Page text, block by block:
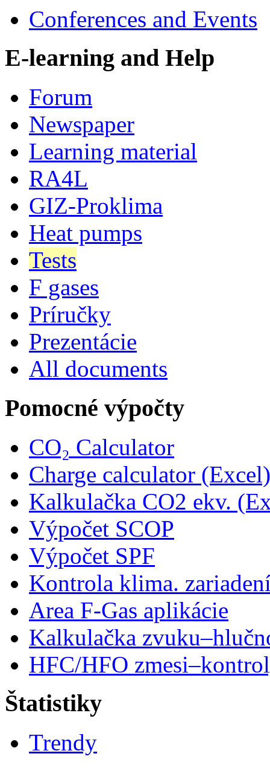
Conferences and Events
E-learning and Help
Forum
Newspaper
Learning material
RA4L
GIZ-Proklima
Heat pumps
Tests
F gases
Príručky
Prezentácie
All documents
Pomocné výpočty
CO₂ Calculator
Charge calculator (Excel)
Kalkulačka CO2 ekv.
Výpočet SCOP
Výpočet SPF
Kontrola klima.
Area F-Gas aplikácie
Kalkulačka
HFC/HFO
Štatistiky
Trendy